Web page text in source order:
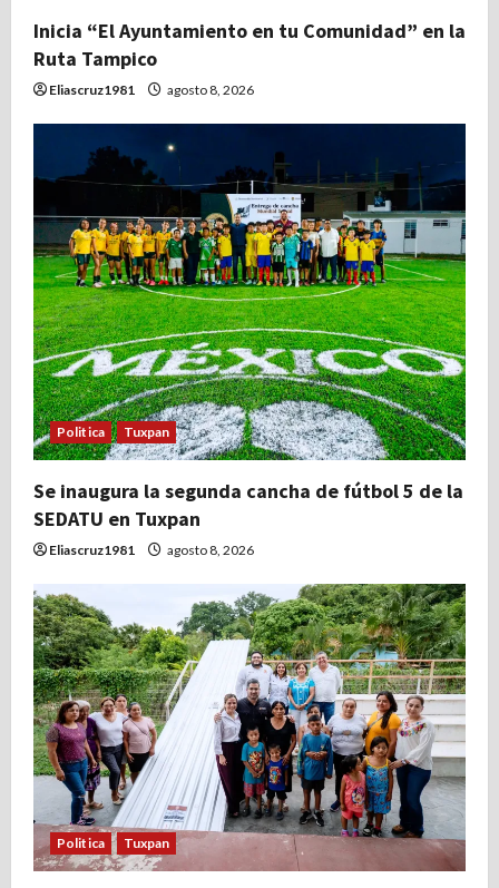
t
r
a
d
a
s
Inicia “El Ayuntamiento en tu Comunidad” en la
Ruta Tampico
Eliascruz1981 agosto 8, 2026
Politica Tuxpan
Se inaugura la segunda cancha de fútbol 5 de la
SEDATU en Tuxpan
Eliascruz1981 agosto 8, 2026
Politica Tuxpan